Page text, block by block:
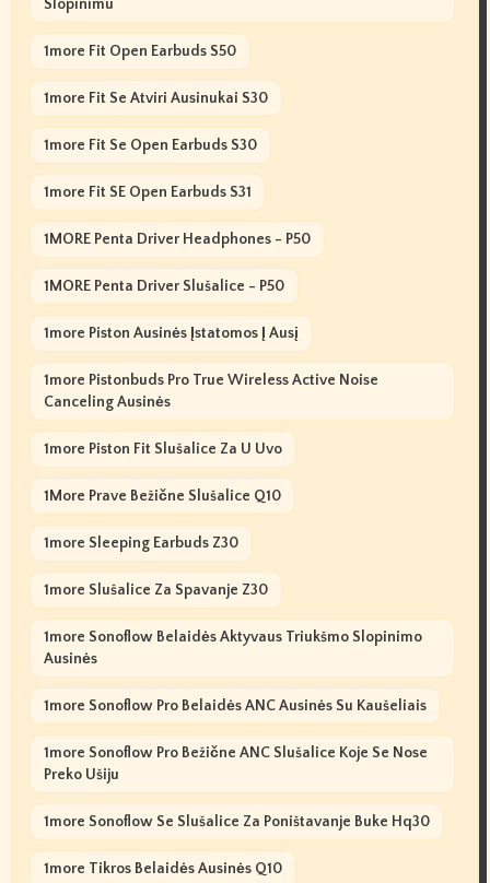
Slopinimu
1more Fit Open Earbuds S50
1more Fit Se Atviri Ausinukai S30
1more Fit Se Open Earbuds S30
1more Fit SE Open Earbuds S31
1MORE Penta Driver Headphones - P50
1MORE Penta Driver Slušalice - P50
1more Piston Ausinės Įstatomos Į Ausį
1more Pistonbuds Pro True Wireless Active Noise
Canceling Ausinės
1more Piston Fit Slušalice Za U Uvo
1More Prave Bežične Slušalice Q10
1more Sleeping Earbuds Z30
1more Slušalice Za Spavanje Z30
1more Sonoflow Belaidės Aktyvaus Triukšmo Slopinimo
Ausinės
1more Sonoflow Pro Belaidės ANC Ausinės Su Kaušeliais
1more Sonoflow Pro Bežične ANC Slušalice Koje Se Nose
Preko Ušiju
1more Sonoflow Se Slušalice Za Poništavanje Buke Hq30
1more Tikros Belaidės Ausinės Q10